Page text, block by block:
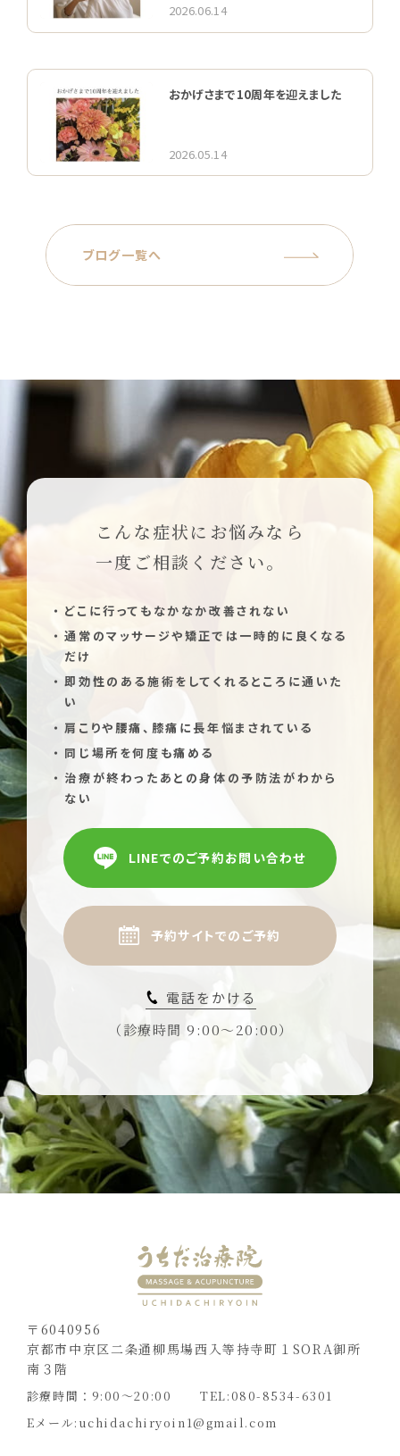
2026.06.14
おかげさまで10周年を迎えました
2026.05.14
ブログ一覧へ
こんな症状にお悩みなら
一度ご相談ください。
どこに行ってもなかなか改善されない
通常のマッサージや矯正では一時的に良くなる
だけ
即効性のある施術をしてくれるところに通いた
い
肩こりや腰痛、膝痛に長年悩まされている
同じ場所を何度も痛める
治療が終わったあとの身体の予防法がわから
ない
LINEでのご予約お問い合わせ
予約サイトでのご予約
電話をかける
（診療時間 9:00〜20:00）
〒6040956
京都市中京区二条通柳馬場西入等持寺町１SORA御所
南３階
診療時間：9:00〜20:00
TEL:080-8534-6301
Eメール: uchidachiryoin1@gmail.com